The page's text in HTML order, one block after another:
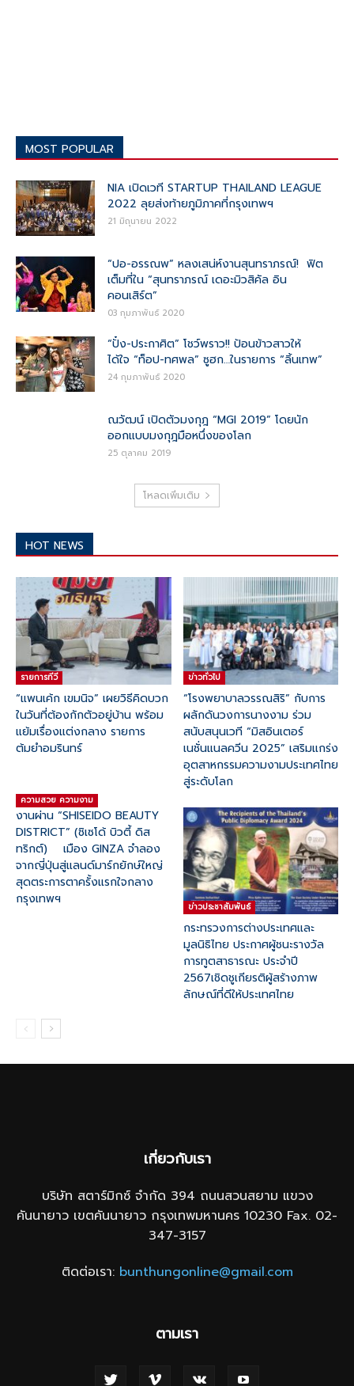
MOST POPULAR
NIA เปิดเวที STARTUP THAILAND LEAGUE
2022 ลุยส่งท้ายภูมิภาคที่กรุงเทพฯ
21 มิถุนายน 2022
“ปอ-อรรณพ” หลงเสน่ห์งานสุนทราภรณ์! ฟิต
เต็มที่ใน “สุนทราภรณ์ เดอะมิวสิคัล อิน
คอนเสิร์ต”
03 กุมภาพันธ์ 2020
“ปั๋ง-ประกาศิต” โชว์พราว!! ป้อนข้าวสาวให้
ได้ใจ “ท็อป-ทศพล” ซูฮก…ในรายการ “ลิ้นเทพ”
24 กุมภาพันธ์ 2020
ณวัฒน์ เปิดตัวมงกุฎ “MGI 2019” โดยนัก
ออกแบบมงกุฎมือหนึ่งของโลก
25 ตุลาคม 2019
โหลดเพิ่มเติม
HOT NEWS
รายการทีวี
“แพนเค้ก เขมนิจ” เผยวิธีคิดบวก
ในวันที่ต้องกักตัวอยู่บ้าน พร้อม
แย้มเรื่องแต่งกลาง รายการ
ต้มยำอมรินทร์
ข่าวทั่วไป
“โรงพยาบาลวรรณสิริ” กับการ
ผลักดันวงการนางงาม ร่วม
สนับสนุนเวที “มิสอินเตอร์
เนชั่นแนลควีน 2025” เสริมแกร่ง
อุตสาหกรรมความงามประเทศไทย
สู่ระดับโลก
ความสวย ความงาม
งานผ่าน “SHISEIDO BEAUTY
DISTRICT” (ชิเซโด้ บิวตี้ ดิส
ทริกต์) เมือง GINZA จำลอง
จากญี่ปุ่นสู่แลนด์มาร์กยักษ์ใหญ่
สุดตระการตาครั้งแรกใจกลาง
กรุงเทพฯ
ข่าวประชาสัมพันธ์
กระทรวงการต่างประเทศและ
มูลนิธิไทย ประกาศผู้ชนะรางวัล
การทูตสาธารณะ ประจำปี
2567เชิดชูเกียรติผู้สร้างภาพ
ลักษณ์ที่ดีให้ประเทศไทย
เกี่ยวกับเรา
บริษัท สตาร์มิกซ์ จำกัด 394 ถนนสวนสยาม แขวง
คันนายาว เขตคันนายาว กรุงเทพมหานคร 10230 Fax. 02-
347-3157
ติดต่อเรา: bunthungonline@gmail.com
ตามเรา